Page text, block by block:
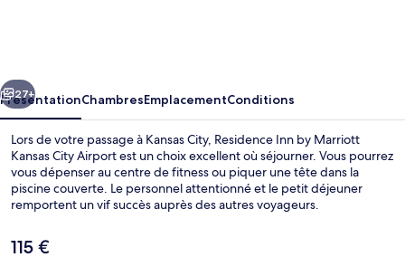
Kansas
City
Airport
Suivant
27+
PrésentationChambresEmplacementConditions
Lors de votre passage à Kansas City, Residence Inn by Marriott
Kansas City Airport est un choix excellent où séjourner. Vous pourrez
vous dépenser au centre de fitness ou piquer une tête dans la
piscine couverte. Le personnel attentionné et le petit déjeuner
remportent un vif succès auprès des autres voyageurs.
Le
115 €